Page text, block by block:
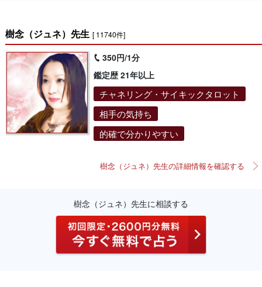
樹念（ジュネ）先生 [ 11740件]
350円/1分
鑑定歴 21年以上
チャネリング・サイキックタロット
相手の気持ち
的確で分かりやすい
樹念（ジュネ）先生の詳細情報を確認する
樹念（ジュネ）先生に相談する